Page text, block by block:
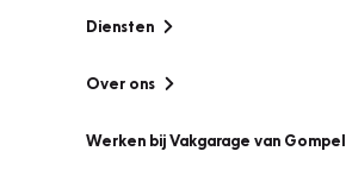
Diensten
Over ons
Werken bij Vakgarage van Gompel